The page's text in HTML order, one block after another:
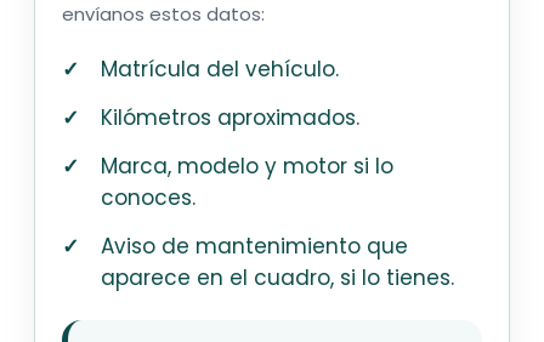
envíanos estos datos:
Matrícula del vehículo.
Kilómetros aproximados.
Marca, modelo y motor si lo
conoces.
Aviso de mantenimiento que
aparece en el cuadro, si lo tienes.